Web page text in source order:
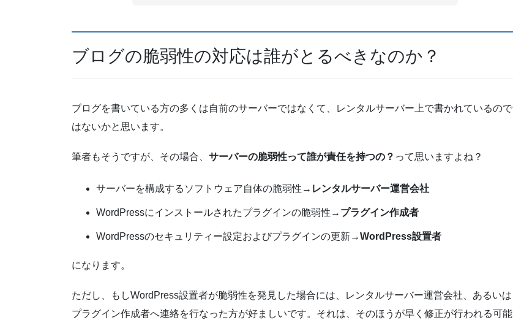
ブログの脆弱性の対応は誰がとるべきなのか？
ブログを書いている方の多くは自前のサーバーではなくて、レンタルサーバー上で書かれているので
はないかと思います。
筆者もそうですが、その場合、 サーバーの脆弱性って誰が責任を持つの？ って思いますよね？
サーバーを構成するソフトウェア自体の脆弱性→ レンタルサーバー運営会社
WordPressにインストールされたプラグインの脆弱性→ プラグイン作成者
WordPressのセキュリティー設定およびプラグインの更新→WordPress設置者
になります。
ただし、もしWordPress設置者が脆弱性を発見した場合には、レンタルサーバー運営会社、あるいは
プラグイン作成者へ連絡を行なった方が好ましいです。それは、そのほうが早く修正が行われる可能